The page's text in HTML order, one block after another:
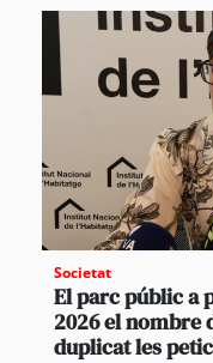
Societat
El parc públic a
2026 el nombre
duplicat les